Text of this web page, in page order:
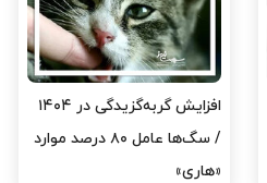
افزایش گربه‌گزیدگی در ۱۴۰۴
/ سگ‌ها عامل ۸۰ درصد موارد
«هاری»